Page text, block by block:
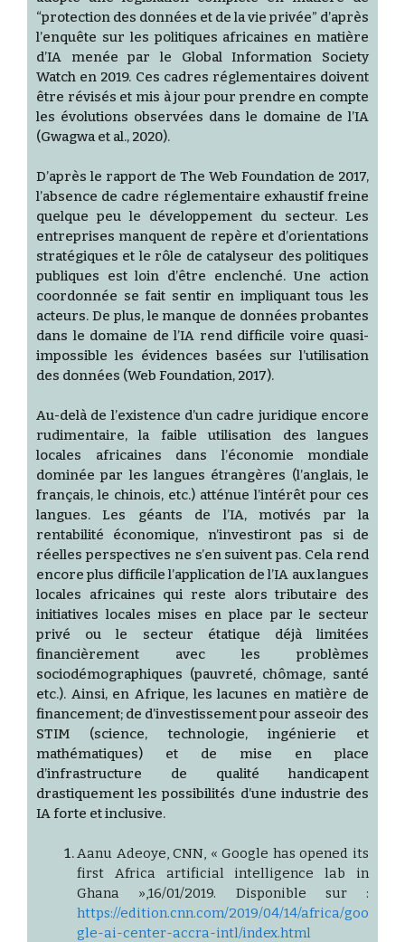
“protection des données et de la vie privée” d’après
l’enquête sur les politiques africaines en matière
d’IA menée par le Global Information Society
Watch en 2019. Ces cadres réglementaires doivent
être révisés et mis à jour pour prendre en compte
les évolutions observées dans le domaine de l’IA
(Gwagwa et al., 2020).
D’après le rapport de The Web Foundation de 2017,
l’absence de cadre réglementaire exhaustif freine
quelque peu le développement du secteur. Les
entreprises manquent de repère et d’orientations
stratégiques et le rôle de catalyseur des politiques
publiques est loin d’être enclenché. Une action
coordonnée se fait sentir en impliquant tous les
acteurs. De plus, le manque de données probantes
dans le domaine de l’IA rend difficile voire quasi-
impossible les évidences basées sur l’utilisation
des données (Web Foundation, 2017).
Au-delà de l’existence d’un cadre juridique encore
rudimentaire, la faible utilisation des langues
locales africaines dans l’économie mondiale
dominée par les langues étrangères (l’anglais, le
français, le chinois, etc.) atténue l’intérêt pour ces
langues. Les géants de l’IA, motivés par la
rentabilité économique, n’investiront pas si de
réelles perspectives ne s’en suivent pas. Cela rend
encore plus difficile l’application de l’IA aux langues
locales africaines qui reste alors tributaire des
initiatives locales mises en place par le secteur
privé ou le secteur étatique déjà limitées
financièrement avec les problèmes
sociodémographiques (pauvreté, chômage, santé
etc.). Ainsi, en Afrique, les lacunes en matière de
financement; de d’investissement pour asseoir des
STIM (science, technologie, ingénierie et
mathématiques) et de mise en place
d’infrastructure de qualité handicapent
drastiquement les possibilités d’une industrie des
IA forte et inclusive.
Aanu Adeoye, CNN, « Google has opened its
first Africa artificial intelligence lab in
Ghana »,16/01/2019. Disponible sur :
https://edition.cnn.com/2019/04/14/africa/goo
gle-ai-center-accra-intl/index.html